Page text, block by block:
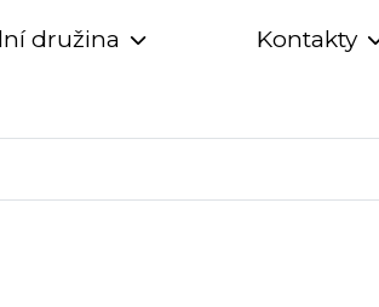
družina Kontakty